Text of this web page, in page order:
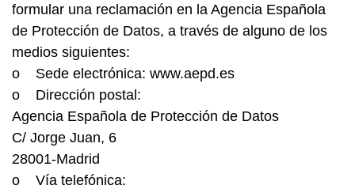
formular una reclamación en la Agencia Española
de Protección de Datos, a través de alguno de los
medios siguientes:
o Sede electrónica: www.aepd.es
o Dirección postal:
Agencia Española de Protección de Datos
C/ Jorge Juan, 6
28001-Madrid
o Vía telefónica: